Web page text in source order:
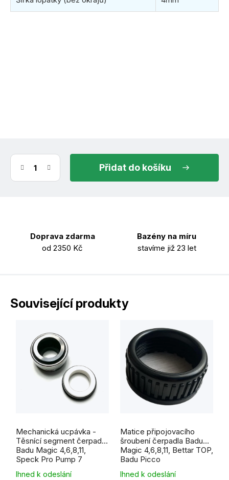
do košíku
Doprava zdarma
od 2350 Kč
Bazény na míru
stavíme již 23 let
Související produkty
Mechanická ucpávka -
Těsnící segment čerpadla
Badu Magic 4,6,8,11,
Speck Pro Pump 7
hodnocení
produktu
je
5,0
z
5
hvězdiček.
Ihned k odeslání
Matice připojovacího
šroubení čerpadla Badu
Magic 4,6,8,11, Bettar TOP,
Badu Picco
Ihned k odeslání